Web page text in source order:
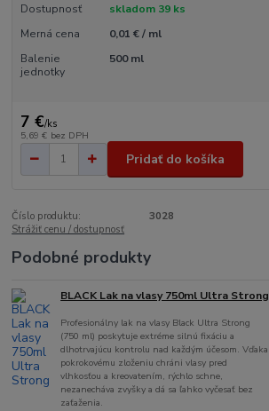
Dostupnosť
skladom 39 ks
Merná cena
0,01 € / ml
Balenie
jednotky
500 ml
7 €/ks
5,69 € bez DPH
Pridať do košíka
Číslo produktu:
3028
Strážiť cenu / dostupnosť
Podobné produkty
BLACK Lak na vlasy 750ml Ultra Strong
Profesionálny lak na vlasy Black Ultra Strong
(750 ml) poskytuje extréme silnú fixáciu a
dlhotrvajúcu kontrolu nad každým účesom. Vďaka
pokrokovému zloženiu chráni vlasy pred
vlhkosťou a kreovatením, rýchlo schne,
nezanecháva zvyšky a dá sa ľahko vyčesať bez
zaťaženia.